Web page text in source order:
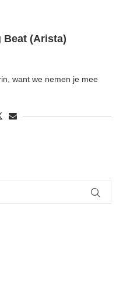
Beat (Arista)
want we nemen je mee